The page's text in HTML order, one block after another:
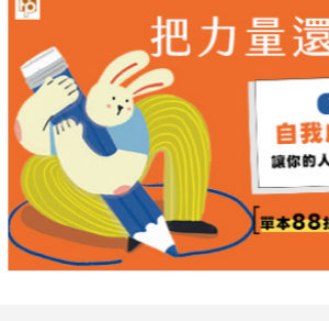
任教於國立清華大學竹師學院的本書作者
不僅是「柯華葳教授閱讀研究中心」主
也是台灣閱讀與學習教育學會理事長，沉
超過20年，
更與已故的前國家教育研究院院長柯華葳
15年。
本書共同作者，品學堂文化長丘美珍如此
者：